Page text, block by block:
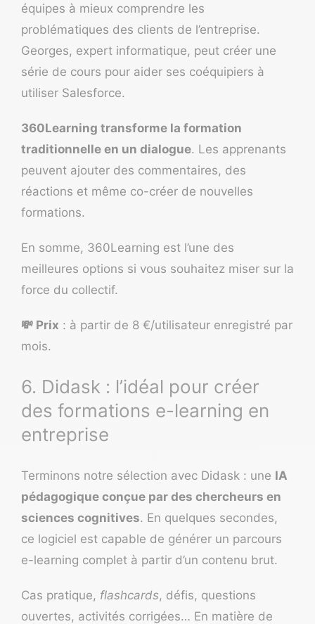
équipes à mieux comprendre les
problématiques des clients de l’entreprise.
Georges, expert informatique, peut créer une
série de cours pour aider ses coéquipiers à
utiliser Salesforce.
360Learning transforme la formation
traditionnelle en un dialogue. Les apprenants
peuvent ajouter des commentaires, des
réactions et même co-créer de nouvelles
formations.
En somme, 360Learning est l’une des
meilleures options si vous souhaitez miser sur la
force du collectif.
💸 Prix : à partir de 8 €/utilisateur enregistré par
mois.
6. Didask : l’idéal pour créer
des formations e-learning en
entreprise
Terminons notre sélection avec Didask : une IA
pédagogique conçue par des chercheurs en
sciences cognitives. En quelques secondes,
ce logiciel est capable de générer un parcours
e-learning complet à partir d’un contenu brut.
Cas pratique, flashcards, défis, questions
ouvertes, activités corrigées… En matière de